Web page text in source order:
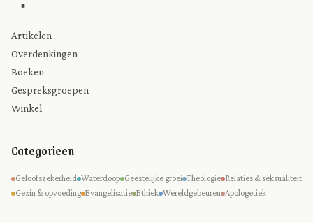
Artikelen
Overdenkingen
Boeken
Gespreksgroepen
Winkel
Categorieen
Geloofszekerheid Waterdoop Geestelijke groei Theologie Relaties & seksualiteit
Gezin & opvoeding Evangelisatie Ethiek Wereldgebeuren Apologetiek